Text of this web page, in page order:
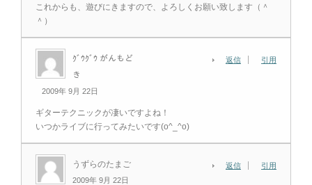
これからも、遊びにきますので、よろしくお願い致します（＾
＾）
ｸﾞｳｸﾞｳ がんもど
き
2009年 9月 22日
返信 引用
ギターテクニックが凄いですよね！
いつかライブに行ってみたいです(o^_^o)
うずらのたまご
2009年 9月 22日
返信 引用